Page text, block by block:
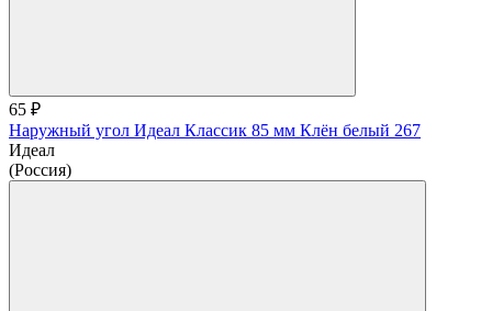
65 ₽
Наружный угол Идеал Классик 85 мм Клён белый 267
Идеал
(Россия)